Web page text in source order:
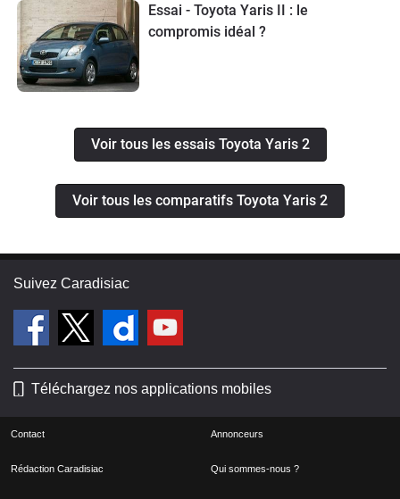
Essai - Toyota Yaris II : le
compromis idéal ?
Voir tous les essais Toyota Yaris 2
Voir tous les comparatifs Toyota Yaris 2
Suivez Caradisiac
Téléchargez nos applications mobiles
Contact Annonceurs
Rédaction Caradisiac Qui sommes-nous ?